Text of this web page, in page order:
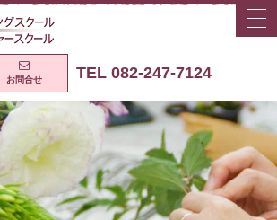
広島クッキン
お問合せ TEL 082-247-7124